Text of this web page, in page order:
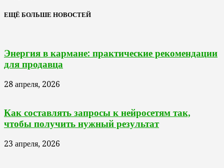
ЕЩЁ БОЛЬШЕ НОВОСТЕЙ
Энергия в кармане: практические рекомендации
для продавца
28 апреля, 2026
Как составлять запросы к нейросетям так,
чтобы получить нужный результат
23 апреля, 2026